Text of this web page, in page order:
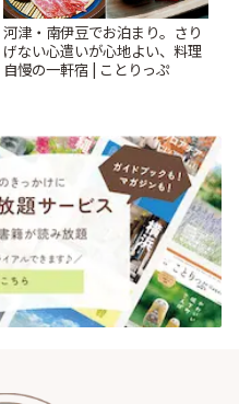
河津・南伊豆でお泊まり。さり
げない心遣いが心地よい、料理
自慢の一軒宿 | ことりっぷ